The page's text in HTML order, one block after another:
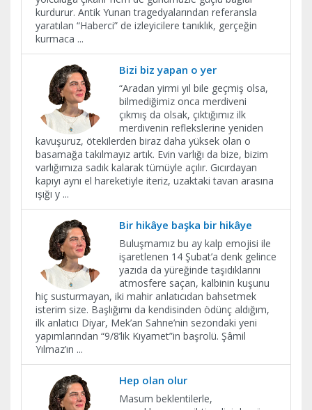
kurdurur. Antik Yunan tragedyalarından referansla
yaratılan “Haberci” de izleyicilere tanıklık, gerçeğin
kurmaca ...
Bizi biz yapan o yer
“Aradan yirmi yıl bile geçmiş olsa,
bilmediğimiz onca merdiveni
çıkmış da olsak, çıktığımız ilk
merdivenin reflekslerine yeniden
kavuşuruz, ötekilerden biraz daha yüksek olan o
basamağa takılmayız artık. Evin varlığı da bize, bizim
varlığımıza sadık kalarak tümüyle açılır. Gıcırdayan
kapıyı aynı el hareketiyle iteriz, uzaktaki tavan arasına
ışığı y ...
Bir hikâye başka bir hikâye
Buluşmamız bu ay kalp emojisi ile
işaretlenen 14 Şubat’a denk gelince
yazıda da yüreğinde taşıdıklarını
atmosfere saçan, kalbinin kuşunu
hiç susturmayan, iki mahir anlatıcıdan bahsetmek
isterim size. Başlığımı da kendisinden ödünç aldığım,
ilk anlatıcı Diyar, Mek’an Sahne’nin sezondaki yeni
yapımlarından “9/8’lik Kıyamet”in başrolü. Şâmil
Yılmaz’ın ...
Hep olan olur
Masum beklentilerle,